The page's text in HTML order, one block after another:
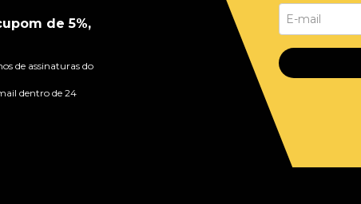
de 5%,
de assinaturas do
dentro de 24